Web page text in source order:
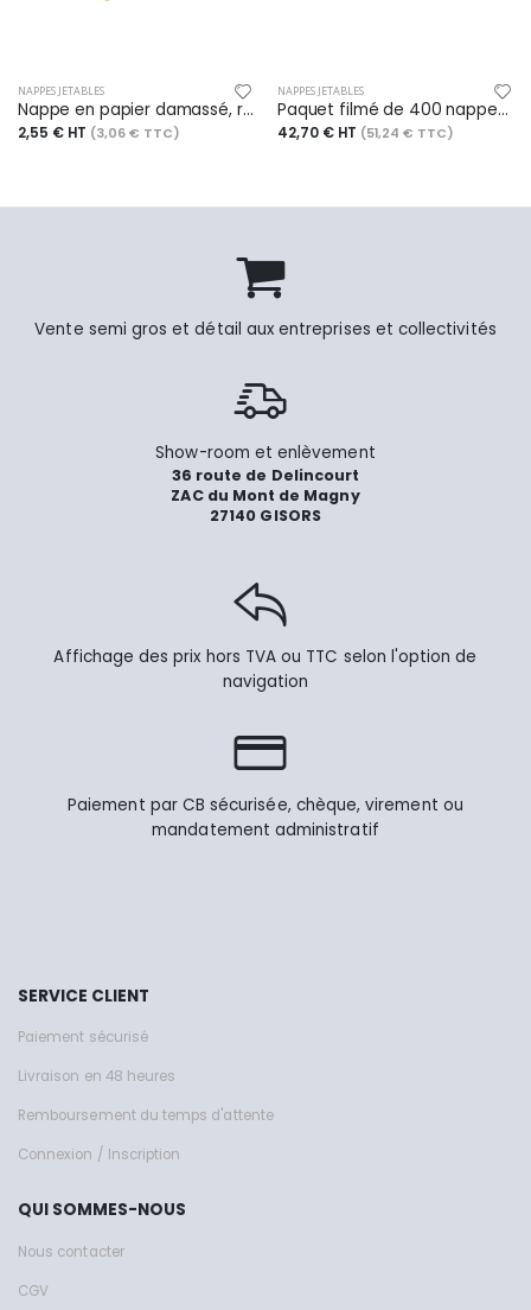
NAPPES JETABLES
Nappe en papier damassé, rouleau de 6x1,18m, coloris or rosé
2,55 € HT (3,06 € TTC)
NAPPES JETABLES
Paquet filmé de 400 nappes pliées Tiss Lack, 60x60 cm, papier kraft vergé lisse 60 g/m², coloris naturel
42,70 € HT (51,24 € TTC)
Vente semi gros et détail aux entreprises et collectivités
Show-room et enlèvement
36 route de Delincourt
ZAC du Mont de Magny
27140 GISORS
Affichage des prix hors TVA ou TTC selon l'option de
navigation
Paiement par CB sécurisée, chèque, virement ou
mandatement administratif
SERVICE CLIENT
Paiement sécurisé
Livraison en 48 heures
Remboursement du temps d'attente
Connexion / Inscription
QUI SOMMES-NOUS
Nous contacter
CGV